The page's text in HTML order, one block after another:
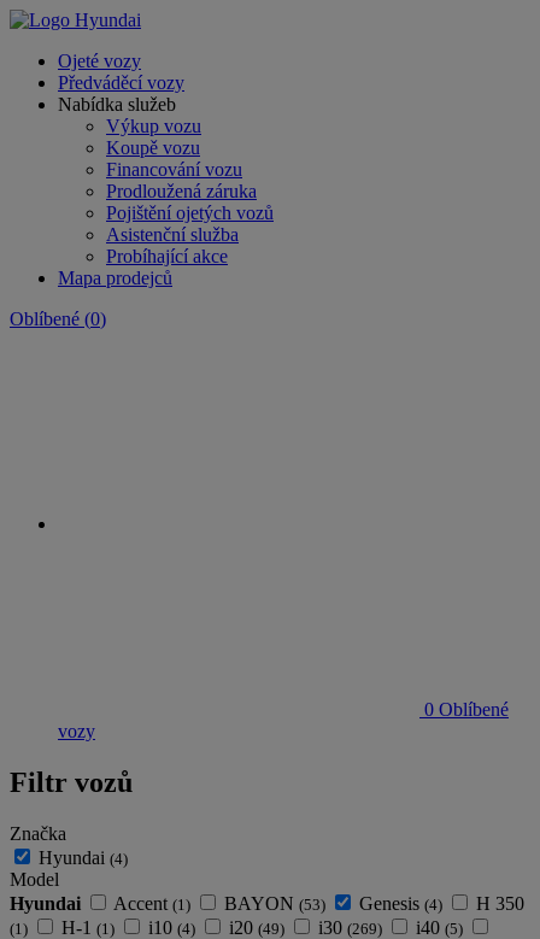
Ojeté vozy
Předváděcí vozy
Nabídka služeb
Výkup vozu
Koupě vozu
Financování vozu
Prodloužená záruka
Pojištění ojetých vozů
Asistenční služba
Probíhající akce
Mapa prodejců
Oblíbené (0)
0 Oblíbené
vozy
Filtr vozů
Značka
Hyundai (4)
Model
Hyundai
Accent (1) BAYON (53) Genesis (4) H 350
(1) H-1 (1) i10 (4) i20 (49) i30 (269) i40 (5)